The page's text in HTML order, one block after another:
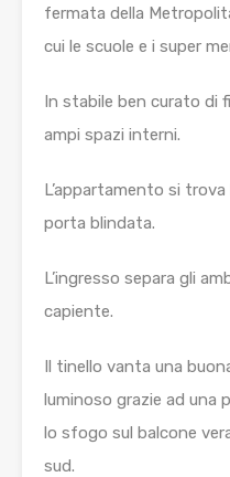
fermata della
cui le scuole e i super
In stabile ben curato di
ampi spazi interni.
L’appartamento si
porta blindata.
L’ingresso separa gli
capiente.
Il tinello vanta una
luminoso grazie ad una
lo sfogo sul balcone
sud.